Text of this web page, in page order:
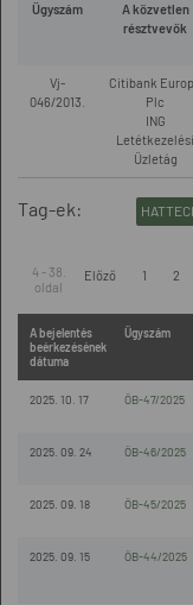
Ügyszám
A közvetlen
résztvevők
Vj-
046/2013.
Citibank
Plc
ING
Letétkezelési
Üzletág
Tag-ek:
4 - 38.
oldal
Előző 1 2
A bejelentés
beérkezésének
dátuma
Ügyszám
2025. 10. 17 ÖB-47/2025
2025. 09. 24 ÖB-46/2025
2025. 09. 18 ÖB-45/2025
2025. 09. 15 ÖB-44/2025